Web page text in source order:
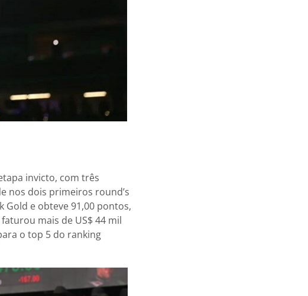
invicto, com três
nos dois primeiros round’s
Gold e obteve 91,00 pontos,
mais de US$ 44 mil
o top 5 do ranking